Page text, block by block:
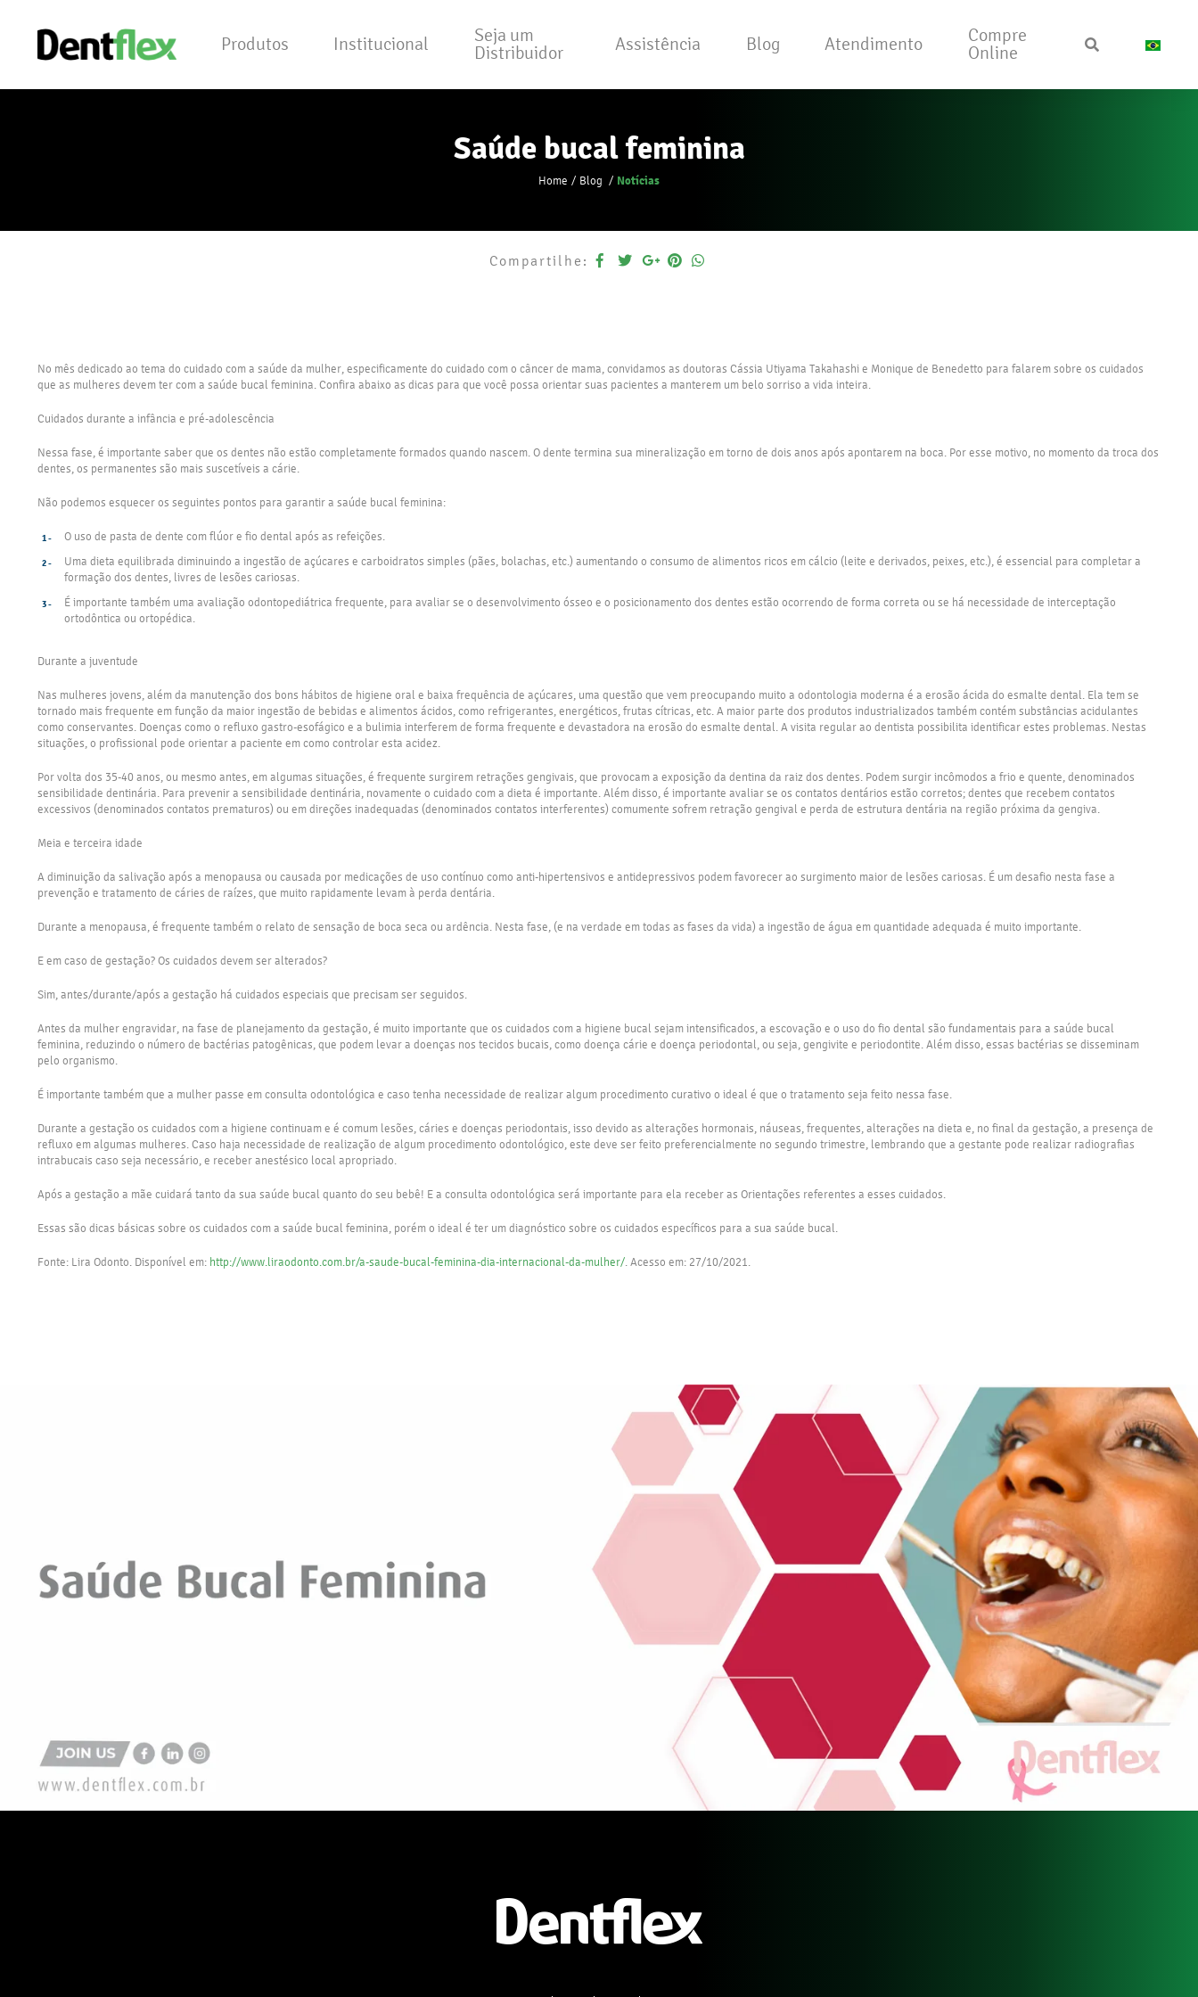
Produtos Institucional
Seja um
Distribuidor
Assistência Blog Atendimento
Compre
Online
Saúde bucal feminina
Home Blog Notícias
Compartilhe:
No mês dedicado ao tema do cuidado com a saúde da mulher, especificamente do cuidado com o câncer de mama, convidamos as doutoras Cássia Utiyama Takahashi e Monique de Benedetto para falarem sobre os cuidados
que as mulheres devem ter com a saúde bucal feminina. Confira abaixo as dicas para que você possa orientar suas pacientes a manterem um belo sorriso a vida inteira.
Cuidados durante a infância e pré-adolescência
Nessa fase, é importante saber que os dentes não estão completamente formados quando nascem. O dente termina sua mineralização em torno de dois anos após apontarem na boca. Por esse motivo, no momento da troca dos
dentes, os permanentes são mais suscetíveis a cárie.
Não podemos esquecer os seguintes pontos para garantir a saúde bucal feminina:
O uso de pasta de dente com flúor e fio dental após as refeições.
Uma dieta equilibrada diminuindo a ingestão de açúcares e carboidratos simples (pães, bolachas, etc.) aumentando o consumo de alimentos ricos em cálcio (leite e derivados, peixes, etc.), é essencial para completar a
formação dos dentes, livres de lesões cariosas.
É importante também uma avaliação odontopediátrica frequente, para avaliar se o desenvolvimento ósseo e o posicionamento dos dentes estão ocorrendo de forma correta ou se há necessidade de interceptação
ortodôntica ou ortopédica.
Durante a juventude
Nas mulheres jovens, além da manutenção dos bons hábitos de higiene oral e baixa frequência de açúcares, uma questão que vem preocupando muito a odontologia moderna é a erosão ácida do esmalte dental. Ela tem se
tornado mais frequente em função da maior ingestão de bebidas e alimentos ácidos, como refrigerantes, energéticos, frutas cítricas, etc. A maior parte dos produtos industrializados também contém substâncias acidulantes
como conservantes. Doenças como o refluxo gastro-esofágico e a bulimia interferem de forma frequente e devastadora na erosão do esmalte dental. A visita regular ao dentista possibilita identificar estes problemas. Nestas
situações, o profissional pode orientar a paciente em como controlar esta acidez.
Por volta dos 35-40 anos, ou mesmo antes, em algumas situações, é frequente surgirem retrações gengivais, que provocam a exposição da dentina da raiz dos dentes. Podem surgir incômodos a frio e quente, denominados
sensibilidade dentinária. Para prevenir a sensibilidade dentinária, novamente o cuidado com a dieta é importante. Além disso, é importante avaliar se os contatos dentários estão corretos; dentes que recebem contatos
excessivos (denominados contatos prematuros) ou em direções inadequadas (denominados contatos interferentes) comumente sofrem retração gengival e perda de estrutura dentária na região próxima da gengiva.
Meia e terceira idade
A diminuição da salivação após a menopausa ou causada por medicações de uso contínuo como anti-hipertensivos e antidepressivos podem favorecer ao surgimento maior de lesões cariosas. É um desafio nesta fase a
prevenção e tratamento de cáries de raízes, que muito rapidamente levam à perda dentária.
Durante a menopausa, é frequente também o relato de sensação de boca seca ou ardência. Nesta fase, (e na verdade em todas as fases da vida) a ingestão de água em quantidade adequada é muito importante.
E em caso de gestação? Os cuidados devem ser alterados?
Sim, antes/durante/após a gestação há cuidados especiais que precisam ser seguidos.
Antes da mulher engravidar, na fase de planejamento da gestação, é muito importante que os cuidados com a higiene bucal sejam intensificados, a escovação e o uso do fio dental são fundamentais para a saúde bucal
feminina, reduzindo o número de bactérias patogênicas, que podem levar a doenças nos tecidos bucais, como doença cárie e doença periodontal, ou seja, gengivite e periodontite. Além disso, essas bactérias se disseminam
pelo organismo.
É importante também que a mulher passe em consulta odontológica e caso tenha necessidade de realizar algum procedimento curativo o ideal é que o tratamento seja feito nessa fase.
Durante a gestação os cuidados com a higiene continuam e é comum lesões, cáries e doenças periodontais, isso devido as alterações hormonais, náuseas, frequentes, alterações na dieta e, no final da gestação, a presença de
refluxo em algumas mulheres. Caso haja necessidade de realização de algum procedimento odontológico, este deve ser feito preferencialmente no segundo trimestre, lembrando que a gestante pode realizar radiografias
intrabucais caso seja necessário, e receber anestésico local apropriado.
Após a gestação a mãe cuidará tanto da sua saúde bucal quanto do seu bebê! E a consulta odontológica será importante para ela receber as Orientações referentes a esses cuidados.
Essas são dicas básicas sobre os cuidados com a saúde bucal feminina, porém o ideal é ter um diagnóstico sobre os cuidados específicos para a sua saúde bucal.
Fonte: Lira Odonto. Disponível em: http://www.liraodonto.com.br/a-saude-bucal-feminina-dia-internacional-da-mulher/ . Acesso em: 27/10/2021.